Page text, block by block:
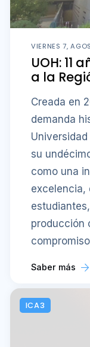
VIERNES 7,
UOH: 11
a la
Creada en
demanda
su
como una
excelencia,
producción
Saber más
ICA3